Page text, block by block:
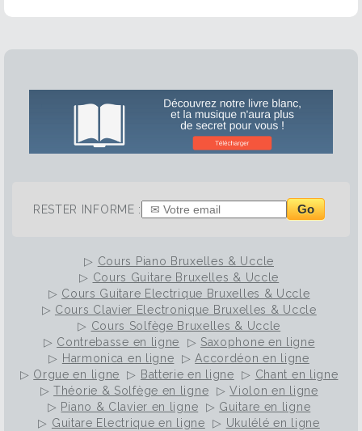
RESTER INFORME : Go
▷ Cours Piano Bruxelles & Uccle
▷ Cours Guitare Bruxelles & Uccle
▷ Cours Guitare Electrique Bruxelles & Uccle
▷ Cours Clavier Electronique Bruxelles & Uccle
▷ Cours Solfège Bruxelles & Uccle
▷ Contrebasse en ligne ▷ Saxophone en ligne
▷ Harmonica en ligne ▷Accordéon en ligne
▷ Orgue en ligne ▷ Batterie en ligne ▷ Chant en ligne
▷Théorie & Solfège en ligne ▷Violon en ligne
▷ Piano & Clavier en ligne ▷ Guitare en ligne
▷ Guitare Electrique en ligne ▷ Ukulélé en ligne